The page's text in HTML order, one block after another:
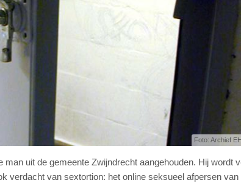
Foto: Archief
man uit de gemeente Zwijndrecht aangehouden. Hij wordt
verdacht van sextortion: het online seksueel afpersen